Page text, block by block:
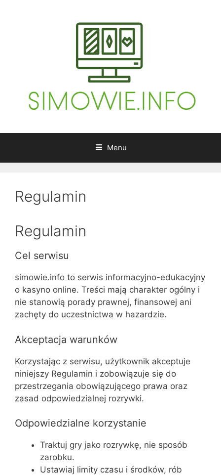
Menu
Regulamin
Regulamin
Cel serwisu
simowie.info to serwis informacyjno-edukacyjny
o kasyno online. Treści mają charakter ogólny i
nie stanowią porady prawnej, finansowej ani
zachęty do uczestnictwa w hazardzie.
Akceptacja warunków
Korzystając z serwisu, użytkownik akceptuje
niniejszy Regulamin i zobowiązuje się do
przestrzegania obowiązującego prawa oraz
zasad odpowiedzialnej rozrywki.
Odpowiedzialne korzystanie
Traktuj gry jako rozrywkę, nie sposób
zarobku.
Ustawiaj limity czasu i środków, rób